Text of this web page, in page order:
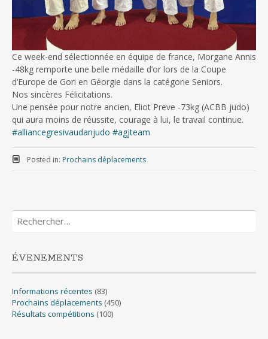
Ce week-end sélectionnée en équipe de france, Morgane Annis
-48kg remporte une belle médaille d’or lors de la Coupe
d’Europe de Gori en Géorgie dans la catégorie Seniors.
Nos sincères Félicitations.
Une pensée pour notre ancien, Eliot Preve -73kg (ACBB judo)
qui aura moins de réussite, courage à lui, le travail continue.
#alliancegresivaudanjudo #agjteam
Posted in: Prochains déplacements
Rechercher :
ÉVENEMENTS
Informations récentes (83)
Prochains déplacements (450)
Résultats compétitions (100)